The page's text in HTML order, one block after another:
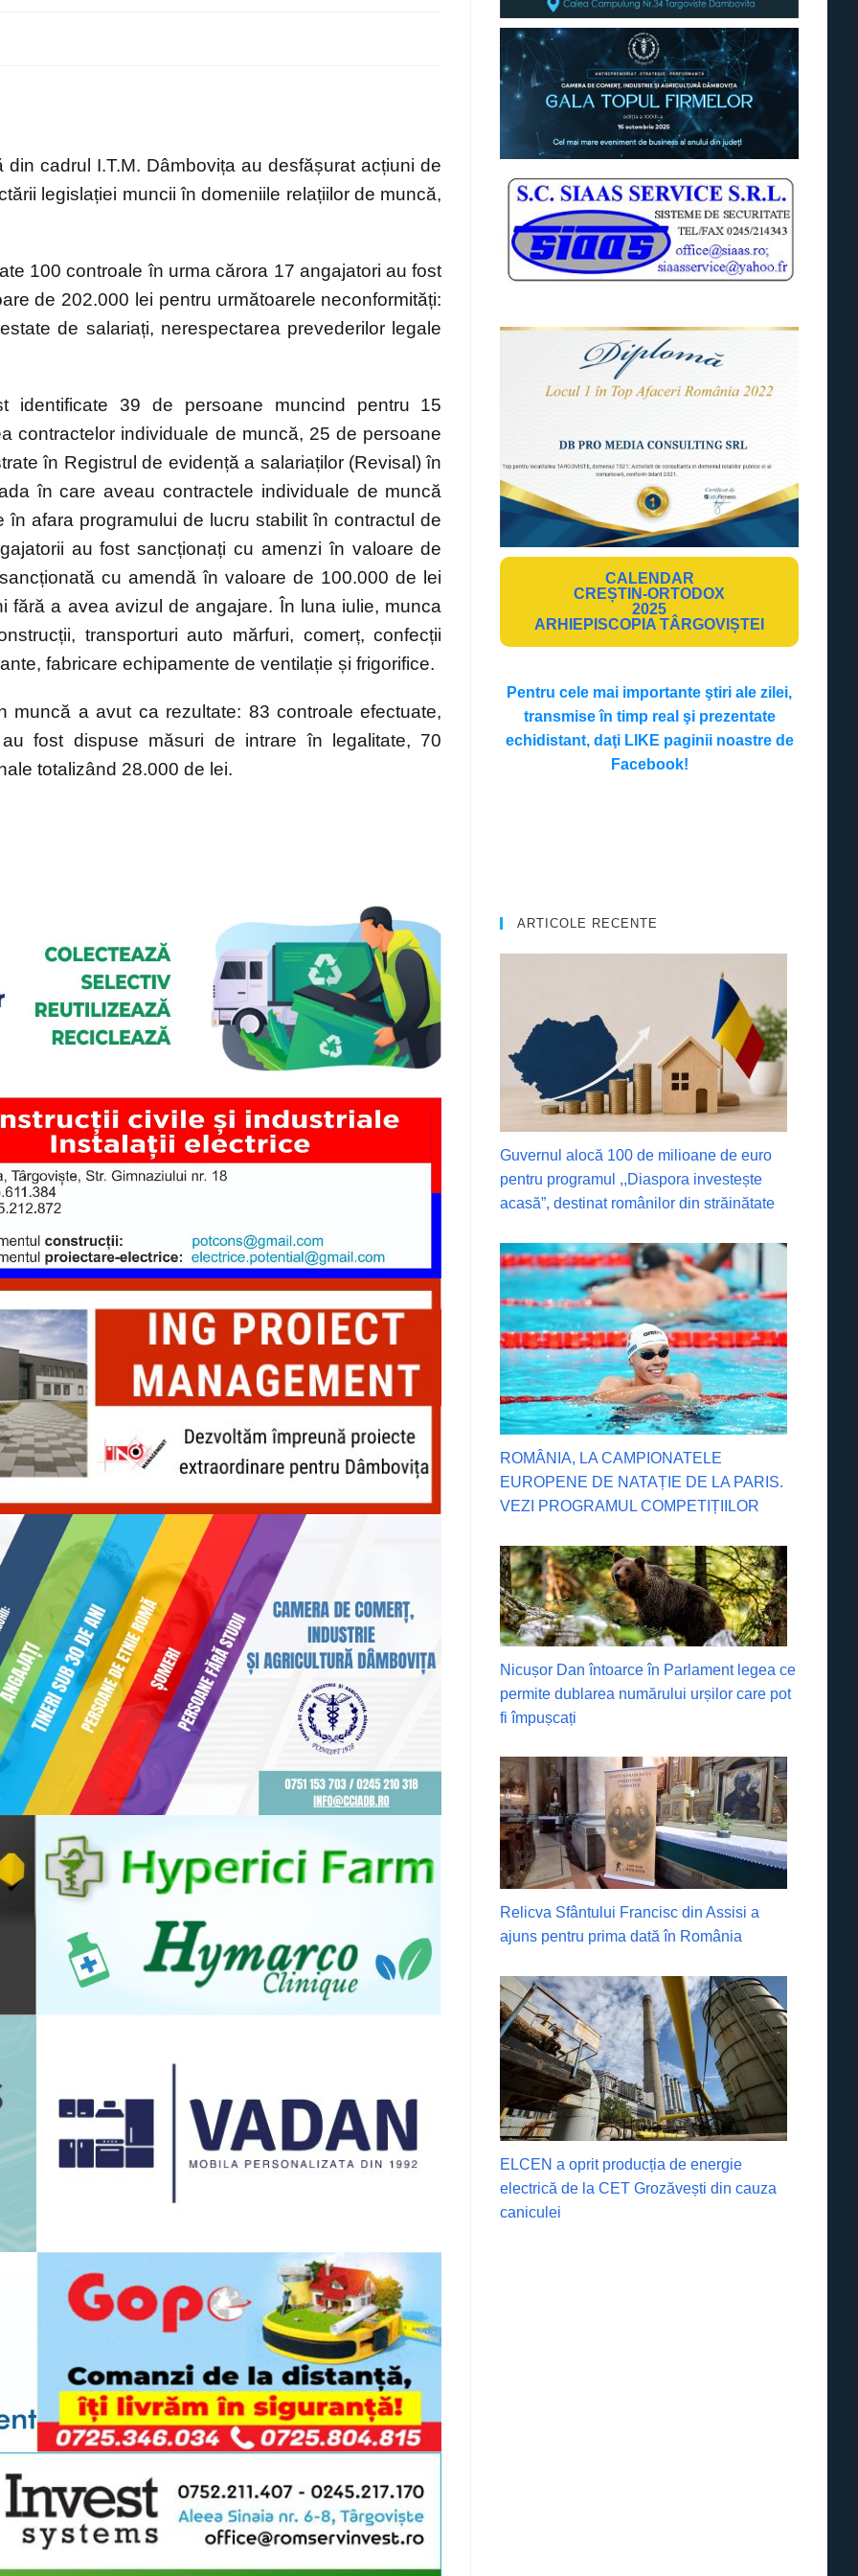
cadrul I.T.M. Dâmbovița au desfășurat acțiuni de
legislației muncii în domeniile relațiilor de muncă,
100 controale în urma cărora 17 angajatori au fost
de 202.000 lei pentru următoarele neconformități:
de salariați, nerespectarea prevederilor legale
identificate 39 de persoane muncind pentru 15
contractelor individuale de muncă, 25 de persoane
în Registrul de evidență a salariaților (Revisal) în
în care aveau contractele individuale de muncă
afara programului de lucru stabilit în contractul de
au fost sancționați cu amenzi în valoare de
cu amendă în valoare de 100.000 de lei
fără a avea avizul de angajare. În luna iulie, munca
transporturi auto mărfuri, comerț, confecții
fabricare echipamente de ventilație și frigorifice.
muncă a avut ca rezultate: 83 controale efectuate,
fost dispuse măsuri de intrare în legalitate, 70
totalizând 28.000 de lei.
CALENDAR
CREȘTIN-ORTODOX
2025
ARHIEPISCOPIA TÂRGOVIȘTEI
Pentru cele mai importante ştiri ale zilei,
transmise în timp real şi prezentate
echidistant, daţi LIKE paginii noastre de
Facebook!
ARTICOLE RECENTE
Guvernul alocă 100 de milioane de euro
pentru programul ,,Diaspora investește
acasă”, destinat românilor din străinătate
ROMÂNIA, LA CAMPIONATELE
EUROPENE DE NATAȚIE DE LA PARIS.
VEZI PROGRAMUL COMPETIȚIILOR
Nicușor Dan întoarce în Parlament legea ce
permite dublarea numărului urșilor care pot
fi împușcați
Relicva Sfântului Francisc din Assisi a
ajuns pentru prima dată în România
ELCEN a oprit producția de energie
electrică de la CET Grozăvești din cauza
caniculei